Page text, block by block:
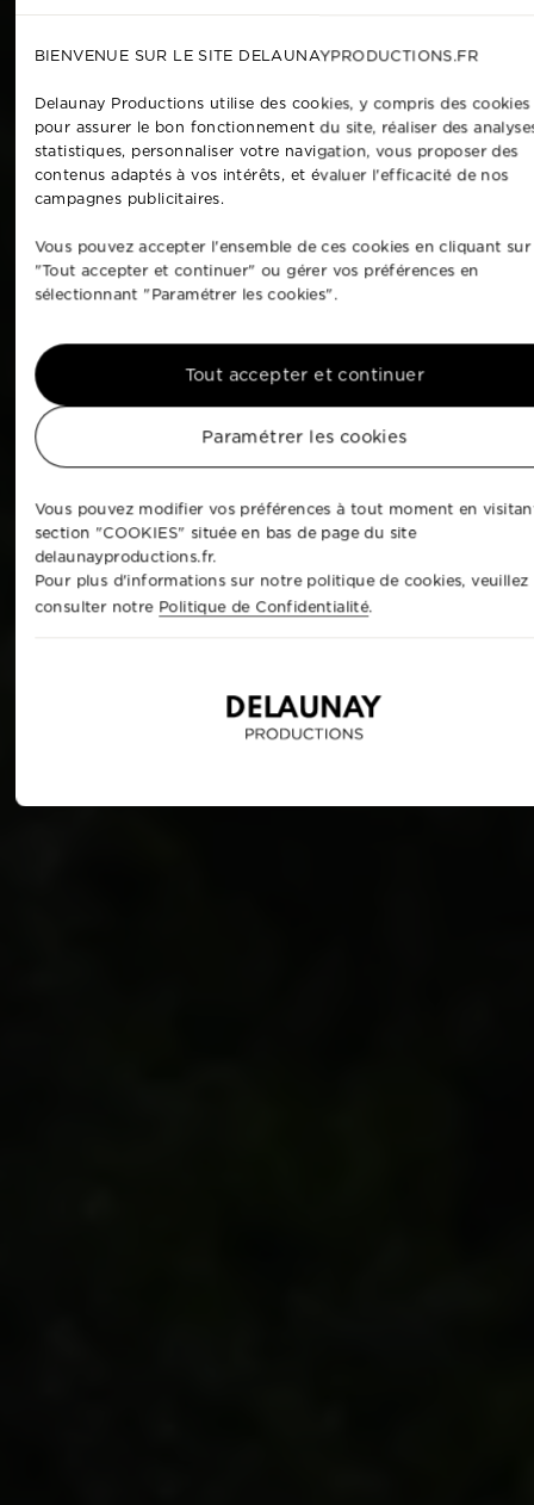
BIENVENUE SUR LE SITE DELAUNAYPRODUCTIONS.FR
Delaunay Productions utilise des cookies, y compris des
pour assurer le bon fonctionnement du site, réaliser des
statistiques, personnaliser votre navigation, vous proposer des
contenus adaptés à vos intérêts, et évaluer l'efficacité de nos
campagnes publicitaires.
Vous pouvez accepter l'ensemble de ces cookies en cliquant sur
"Tout accepter et continuer" ou gérer vos préférences en
sélectionnant "Paramétrer les cookies".
Paramétrer les cookies
Tout accepter et continuer
Vous pouvez modifier vos préférences à tout moment en
section "COOKIES" située en bas de page du site
delaunayproductions.fr.
Pour plus d'informations sur notre politique de cookies, veuillez
consulter notre Politique de Confidentialité.